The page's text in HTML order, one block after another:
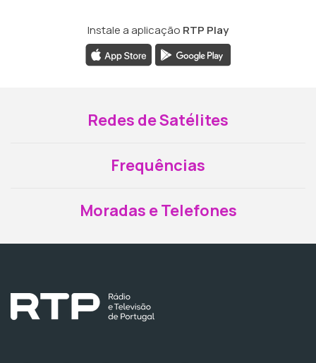
Instale a aplicação RTP Play
Redes de Satélites
Frequências
Moradas e Telefones